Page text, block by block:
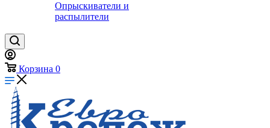
Опрыскиватели и
распылители
Корзина 0